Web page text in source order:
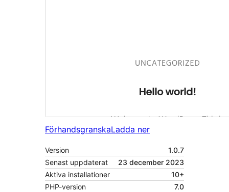
FörhandsgranskaLadda ner
Version
1.0.7
Senast uppdaterat
23 december 2023
Aktiva installationer
10+
PHP-version
7.0